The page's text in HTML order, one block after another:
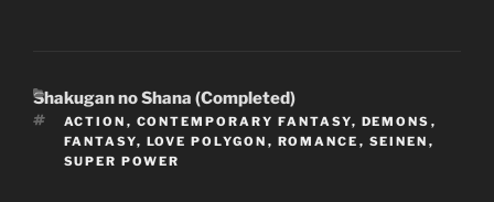
CATEGORIES
Shakugan no Shana (Completed)
TAGS
ACTION , CONTEMPORARY FANTASY, DEMONS ,
FANTASY, LOVE POLYGON , ROMANCE , SEINEN ,
SUPER POWER